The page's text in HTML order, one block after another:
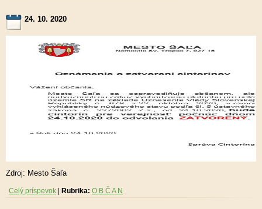
24. 10. 2020
Zdroj: Mesto Šaľa
Celý príspevok Rubrika: O B Č A N